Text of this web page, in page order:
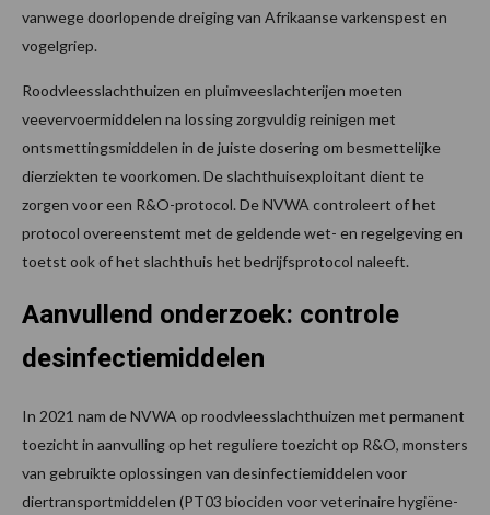
vanwege doorlopende dreiging van Afrikaanse varkenspest en
vogelgriep.
Roodvleesslachthuizen en pluimveeslachterijen moeten
veevervoermiddelen na lossing zorgvuldig reinigen met
ontsmettingsmiddelen in de juiste dosering om besmettelijke
dierziekten te voorkomen. De slachthuisexploitant dient te
zorgen voor een R&O-protocol. De NVWA controleert of het
protocol overeenstemt met de geldende wet- en regelgeving en
toetst ook of het slachthuis het bedrijfsprotocol naleeft.
Aanvullend onderzoek: controle
desinfectiemiddelen
In 2021 nam de NVWA op roodvleesslachthuizen met permanent
toezicht in aanvulling op het reguliere toezicht op R&O, monsters
van gebruikte oplossingen van desinfectiemiddelen voor
diertransportmiddelen (PT03 biociden voor veterinaire hygiëne-